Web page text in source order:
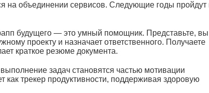
на объединении сервисов. Следующие годы пройдут
будущего — это умный помощник. Представьте, вы
проекту и назначает ответственного. Получаете
краткое резюме документа.
задач становятся частью мотивации
как трекер продуктивности, поддерживая здоровую